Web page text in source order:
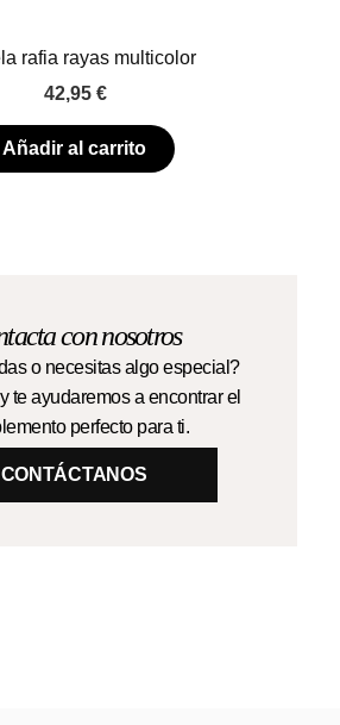
rafia rayas multicolor
42,95 €
Añadir al carrito
con nosotros
o necesitas algo especial?
te ayudaremos a encontrar el
perfecto para ti.
CONTÁCTANOS